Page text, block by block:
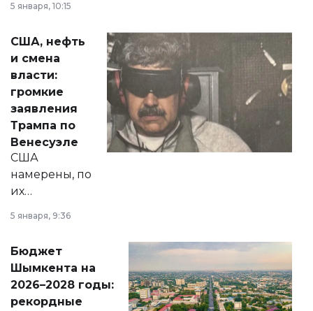
сразу несколько
актуальных тем —
от слухов о
политических
реформах до
вопросов армии,
экономики и
личного здоровья.
5 января, 10:15
США, нефть
и смена
власти:
громкие
заявления
Трампа по
Венесуэле
США
намерены, по
их
принести
народу
Венесуэлы.
5 января, 9:36
Бюджет
Шымкента на
2026–2028 годы:
рекордные